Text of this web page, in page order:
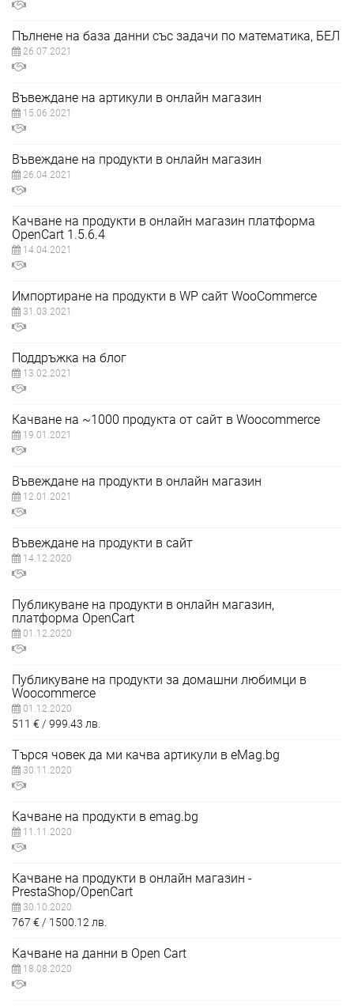
Пълнене на база данни със задачи по математика, БЕЛ
26.07.2021
Въвеждане на артикули в онлайн магазин
15.06.2021
Въвеждане на продукти в онлайн магазин
26.04.2021
Качване на продукти в онлайн магазин платформа
OpenCart 1.5.6.4
14.04.2021
Импортиране на продукти в WP сайт WooCommerce
31.03.2021
Поддръжка на блог
13.02.2021
Качване на ~1000 продукта от сайт в Woocommerce
19.01.2021
Въвеждане на продукти в онлайн магазин
12.01.2021
Въвеждане на продукти в сайт
14.12.2020
Публикуване на продукти в онлайн магазин,
платформа OpenCart
01.12.2020
Публикуване на продукти за домашни любимци в
Woocommerce
01.12.2020
511 € 999.43 лв.
Търся човек да ми качва артикули в eMag.bg
30.11.2020
Качване на продукти в emag.bg
11.11.2020
Качване на продукти в онлайн магазин -
PrestaShop/OpenCart
30.10.2020
767 € 1500.12 лв.
Качване на данни в Open Cart
18.08.2020